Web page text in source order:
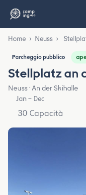
Home › Neuss ›
Parcheggio pubblico
Stellplatz an
Neuss · An der Skihalle
Jan – Dec
30 Capacità